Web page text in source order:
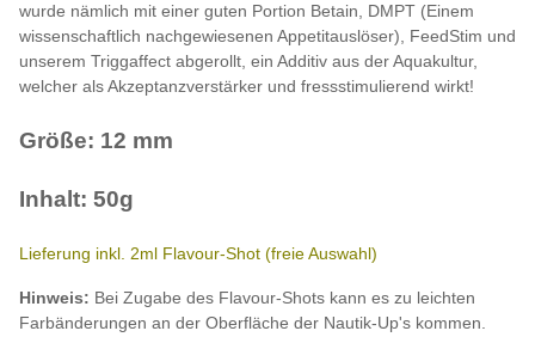
wurde nämlich mit einer guten Portion Betain, DMPT (Einem
wissenschaftlich nachgewiesenen Appetitauslöser), FeedStim und
unserem Triggaffect abgerollt, ein Additiv aus der Aquakultur,
welcher als Akzeptanzverstärker und fressstimulierend wirkt!
Größe: 12 mm
Inhalt: 50g
Lieferung inkl. 2ml Flavour-Shot (freie Auswahl)
Hinweis: Bei Zugabe des Flavour-Shots kann es zu leichten
Farbänderungen an der Oberfläche der Nautik-Up's kommen.